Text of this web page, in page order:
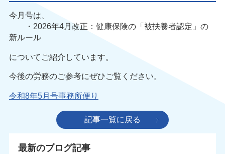
今月号は、
・2026年4月改正：健康保険の「被扶養者認定」の
新ルール
についてご紹介しています。
今後の労務のご参考にぜひご覧ください。
令和8年5月号事務所便り
記事一覧に戻る
最新のブログ記事